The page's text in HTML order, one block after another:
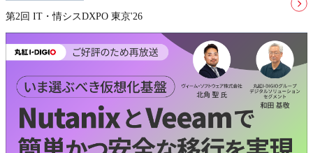
第2回 IT・情シスDXPO 東京'26